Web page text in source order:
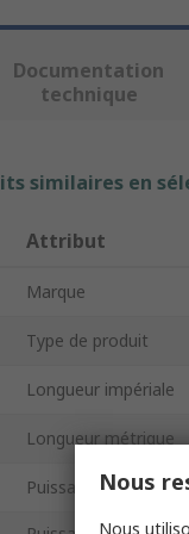
Documentation
technique
similaires en
Attribut
Marque
Type de produit
Longueur impériale
Longueur métrique
PuissanceNous
Nous